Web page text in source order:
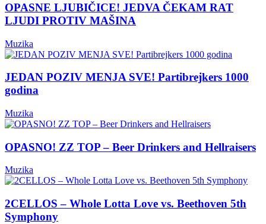
OPASNE LJUBIČICE! JEDVA ČEKAM RAT
LJUDI PROTIV MAŠINA
Muzika
JEDAN POZIV MENJA SVE! Partibrejkers 1000
godina
Muzika
OPASNO! ZZ TOP – Beer Drinkers and Hellraisers
Muzika
2CELLOS – Whole Lotta Love vs. Beethoven 5th
Symphony